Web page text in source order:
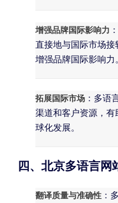
增强品牌国际影响力
直接地与国际市场接
增强品牌国际影响力
拓展国际市场 ：多语
渠道和客户资源，
球化发展。
四、北京多语言网
翻译质量与准确性 ：